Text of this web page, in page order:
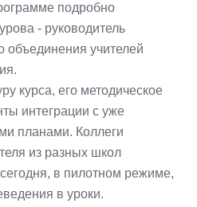
подробно
- руководитель
объединения учителей
курса, его методическое
интеграции с уже
планами. Коллеги
из разных школ
в пилотном режиме,
в уроки.